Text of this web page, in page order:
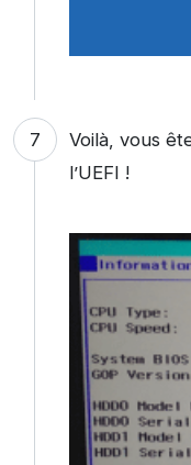
Voilà, vous
l’UEFI !